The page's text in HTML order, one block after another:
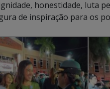
honestidade, luta
de inspiração para os